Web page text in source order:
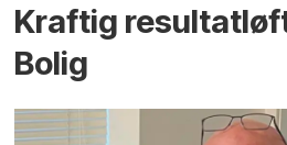
Kraftig
Bolig